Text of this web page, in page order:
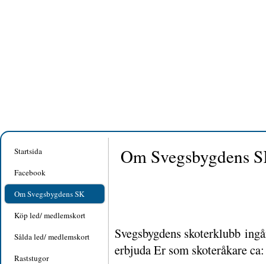
Startsida
Facebook
Om Svegsbygdens SK
Köp led/ medlemskort
Sålda led/ medlemskort
Raststugor
Om Svegsbygdens
Svegsbygdens skoterklubb
erbjuda Er som skoteråkare